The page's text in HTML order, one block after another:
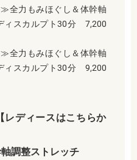
全力もみほぐし＆体幹軸
ィスカルプト30分 7,200
全力もみほぐし＆体幹軸
ィスカルプト30分 9,200
ディースはこちらか
調整ストレッチ